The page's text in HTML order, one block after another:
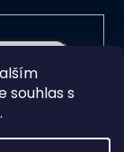
souhlas s
.
ochrany